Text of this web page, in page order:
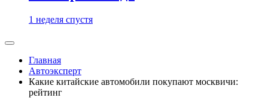
1 неделя спустя
Главная
Автоэксперт
Какие китайские автомобили покупают москвичи:
рейтинг